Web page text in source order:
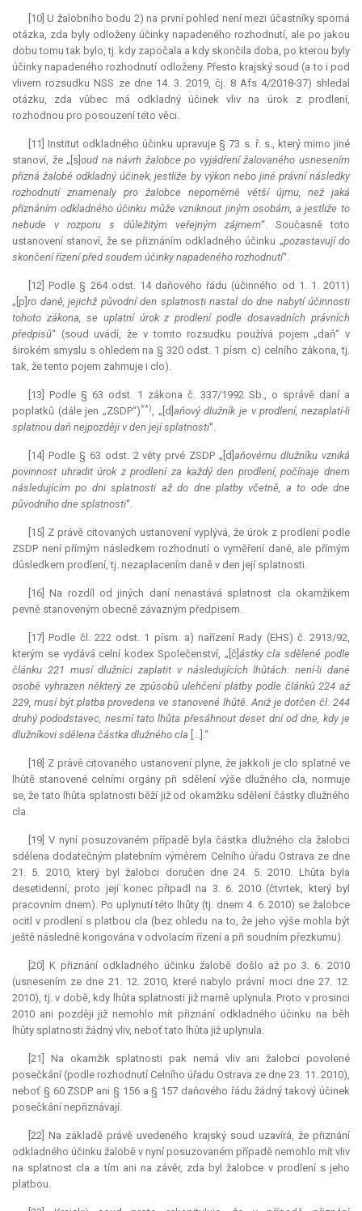
[10] U žalobního bodu 2) na první pohled není mezi účastníky sporná
otázka, zda byly odloženy účinky napadeného rozhodnutí, ale po jakou
dobu tomu tak bylo, tj. kdy započala a kdy skončila doba, po kterou byly
účinky napadeného rozhodnutí odloženy. Přesto krajský soud (a to i pod
vlivem rozsudku NSS ze dne 14. 3. 2019, čj. 8 Afs 4/2018-37) shledal
otázku, zda vůbec má odkladný účinek vliv na úrok z prodlení,
rozhodnou pro posouzení této věci.
[11] Institut odkladného účinku upravuje § 73 s. ř. s., který mimo jiné
stanoví, že „[s]oud na návrh žalobce po vyjádření žalovaného usnesením
přizná žalobě odkladný účinek, jestliže by výkon nebo jiné právní následky
rozhodnutí znamenaly pro žalobce nepoměrně větší újmu, než jaká
přiznáním odkladného účinku může vzniknout jiným osobám, a jestliže to
nebude v rozporu s důležitým veřejným zájmem“. Současně toto
ustanovení stanoví, že se přiznáním odkladného účinku „pozastavují do
skončení řízení před soudem účinky napadeného rozhodnutí“.
[12] Podle § 264 odst. 14 daňového řádu (účinného od 1. 1. 2011)
„[p] ro daně, jejichž původní den splatnosti nastal do dne nabytí účinnosti
tohoto zákona, se uplatní úrok z prodlení podle dosavadních právních
předpisů“ (soud uvádí, že v tomto rozsudku používá pojem „daň“ v
širokém smyslu s ohledem na § 320 odst. 1 písm. c) celního zákona, tj.
tak, že tento pojem zahrnuje i clo).
[13] Podle § 63 odst. 1 zákona č. 337/1992 Sb., o správě daní a
poplatků (dále jen „ZSDP“)**), „[d] aňový dlužník je v prodlení, nezaplatí-li
splatnou daň nejpozději v den její splatnosti“.
[14] Podle § 63 odst. 2 věty prvé ZSDP „[d]aňovému dlužníku vzniká
povinnost uhradit úrok z prodlení za každý den prodlení, počínaje dnem
následujícím po dni splatnosti až do dne platby včetně, a to ode dne
původního dne splatnosti“.
[15] Z právě citovaných ustanovení vyplývá, že úrok z prodlení podle
ZSDP není přímým následkem rozhodnutí o vyměření daně, ale přímým
důsledkem prodlení, tj. nezaplacením daně v den její splatnosti.
[16] Na rozdíl od jiných daní nenastává splatnost cla okamžikem
pevně stanoveným obecně závazným předpisem.
[17] Podle čl. 222 odst. 1 písm. a) nařízení Rady (EHS) č. 2913/92,
kterým se vydává celní kodex Společenství, „[č] ástky cla sdělené podle
článku 221 musí dlužníci zaplatit v následujících lhůtách: není-li dané
osobě vyhrazen některý ze způsobů ulehčení platby podle článků 224 až
229, musí být platba provedena ve stanovené lhůtě. Aniž je dotčen čl. 244
druhý pododstavec, nesmí tato lhůta přesáhnout deset dní od dne, kdy je
dlužníkovi sdělena částka dlužného cla […].“
[18] Z právě citovaného ustanovení plyne, že jakkoli je clo splatné ve
lhůtě stanovené celními orgány při sdělení výše dlužného cla, normuje
se, že tato lhůta splatnosti běží již od okamžiku sdělení částky dlužného
cla.
[19] V nyní posuzovaném případě byla částka dlužného cla žalobci
sdělena dodatečným platebním výměrem Celního úřadu Ostrava ze dne
21. 5. 2010, který byl žalobci doručen dne 24. 5. 2010. Lhůta byla
desetidenní, proto její konec připadl na 3. 6. 2010 (čtvrtek, který byl
pracovním dnem). Po uplynutí této lhůty (tj. dnem 4. 6. 2010) se žalobce
ocitl v prodlení s platbou cla (bez ohledu na to, že jeho výše mohla být
ještě následně korigována v odvolacím řízení a při soudním přezkumu).
[20] K přiznání odkladného účinku žalobě došlo až po 3. 6. 2010
(usnesením ze dne 21. 12. 2010, které nabylo právní moci dne 27. 12.
2010), tj. v době, kdy lhůta splatnosti již marně uplynula. Proto v prosinci
2010 ani později již nemohlo mít přiznání odkladného účinku na běh
lhůty splatnosti žádný vliv, neboť tato lhůta již uplynula.
[21] Na okamžik splatnosti pak nemá vliv ani žalobci povolené
posečkání (podle rozhodnutí Celního úřadu Ostrava ze dne 23. 11. 2010),
neboť § 60 ZSDP ani § 156 a § 157 daňového řádu žádný takový účinek
posečkání nepřiznávají.
[22] Na základě právě uvedeného krajský soud uzavírá, že přiznání
odkladného účinku žalobě v nyní posuzovaném případě nemohlo mít vliv
na splatnost cla a tím ani na závěr, zda byl žalobce v prodlení s jeho
platbou.